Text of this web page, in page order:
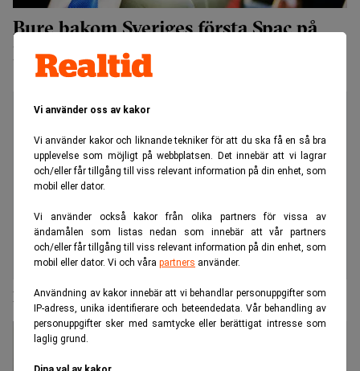
Vi använder oss av kakor
Vi använder kakor och liknande tekniker för att du ska få en så bra
upplevelse som möjligt på webbplatsen. Det innebär att vi lagrar
och/eller får tillgång till viss relevant information på din enhet, som
mobil eller dator.
Vi använder också kakor från olika partners för vissa av
ändamålen som listas nedan som innebär att vår partners
och/eller får tillgång till viss relevant information på din enhet, som
mobil eller dator. Vi och våra partners använder.
Användning av kakor innebär att vi behandlar personuppgifter som
IP-adress, unika identifierare och beteendedata. Vår behandling av
personuppgifter sker med samtycke eller berättigat intresse som
laglig grund.
Bure bakom Sveriges första Spac på
Nasdaq Stockholm
Fokus på Mycronic och Cavotec